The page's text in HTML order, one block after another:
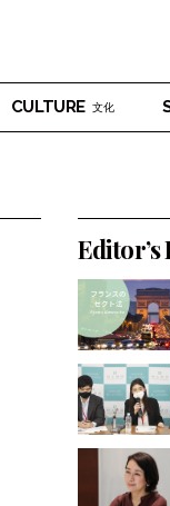
CULTURE 文化
Editor’s